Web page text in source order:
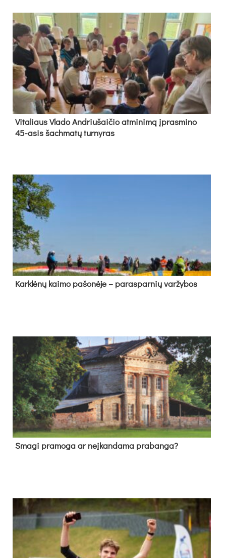
Vi­ta­liaus Vla­do And­riu­šai­čio at­mi­ni­mą įpras­mi­no
45-asis šach­ma­tų tur­ny­ras
Kark­lė­nų kai­mo pa­šo­nė­je – pa­ras­par­nių var­žy­bos
Sma­gi pra­mo­ga ar neį­kan­da­ma pra­ban­ga?